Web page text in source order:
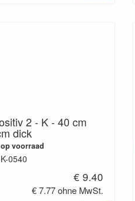
2 - K - 40 cm
dick
voorraad
0540
€ 9.40
€ 7.77 ohne MwSt.